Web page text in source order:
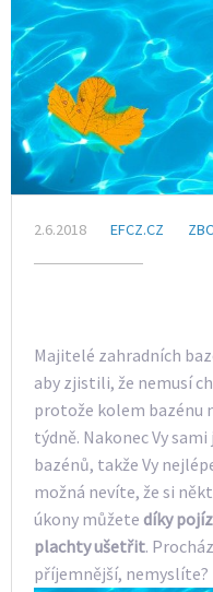
2.6.2018 EFCZ.CZ
Majitelé zahradních
aby zjistili, že nemusí
protože kolem bazénu
týdně. Nakonec Vy
bazénů, takže Vy
možná nevíte, že si
úkony můžete díky
plachty ušetřit.
příjemnější, nemyslíte?